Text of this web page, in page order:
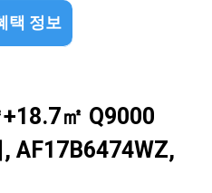
택 정보
㎡ Q9000
AF17B6474WZ,